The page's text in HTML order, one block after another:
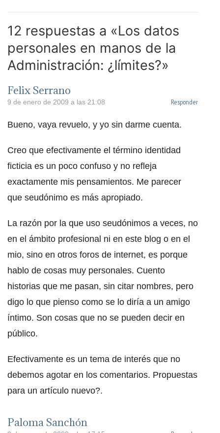
12 respuestas a «Los datos
personales en manos de la
Administración: ¿límites?»
Felix Serrano
9 de enero de 2009 a las 21:08 Responder
Bueno, vaya revuelo, y yo sin darme cuenta.
Creo que efectivamente el término identidad
ficticia es un poco confuso y no refleja
exactamente mis pensamientos. Me parecer
que seudónimo es más apropiado.
La razón por la que uso seudónimos a veces, no
en el ámbito profesional ni en este blog o en el
mio, sino en otros foros de internet, es porque
hablo de cosas muy personales. Cuento
historias que me pasan, sin citar nombres, pero
digo lo que pienso como se lo diría a un amigo
íntimo. Son cosas que no se pueden decir en
público.
Efectivamente es un tema de interés que no
debemos agotar en los comentarios. Propuestas
para un artículo nuevo?.
Paloma Sanchón